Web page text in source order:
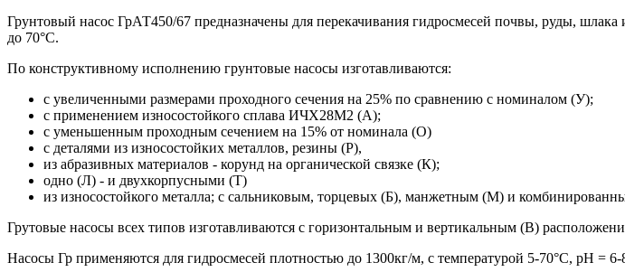
Грунтовый насос ГрАТ450/67 предназначены для перекачивания гидросмесей почвы, руды,
до 70°С.
По конструктивному исполнению грунтовые насосы изготавливаются:
с увеличенными размерами проходного сечения на 25% по сравнению с номиналом (У);
с применением износостойкого сплава ИЧХ28М2 (А);
с уменьшенным проходным сечением на 15% от номинала (О)
с деталями из износостойких металлов, резины (Р),
из абразивных материалов - корунд на органической связке (К);
одно (Л) - и двухкорпусными (Т)
из износостойкого металла; с сальниковым, торцевых (Б), манжетным (М) и
Грутовые насосы всех типов изготавливаются с горизонтальным и вертикальным (В)
Насосы Гр применяются для гидросмесей плотностью до 1300кг/м, с температурой 5-70°С, рН =